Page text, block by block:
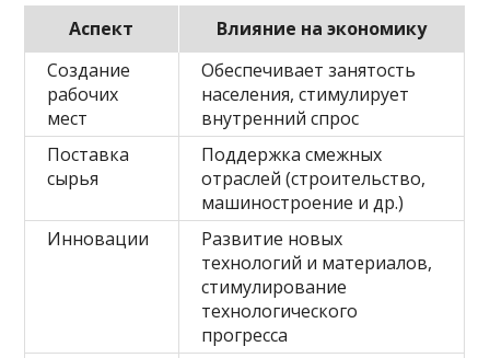
Аспект
Влияние на экономику
Создание
рабочих
мест
Обеспечивает занятость
населения, стимулирует
внутренний спрос
Поставка
сырья
Поддержка смежных
отраслей (строительство,
машиностроение и др.)
Инновации
Развитие новых
технологий и материалов,
стимулирование
технологического
прогресса